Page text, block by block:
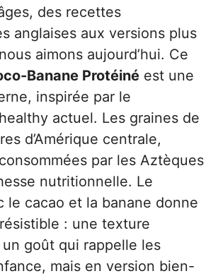
des recettes
anglaises aux versions plus
aimons aujourd’hui. Ce
Banane Protéiné est une
inspirée par le
actuel. Les graines de
d’Amérique centrale,
par les Aztèques
nutritionnelle. Le
le cacao et la banane donne
: une texture
goût qui rappelle les
mais en version bien-